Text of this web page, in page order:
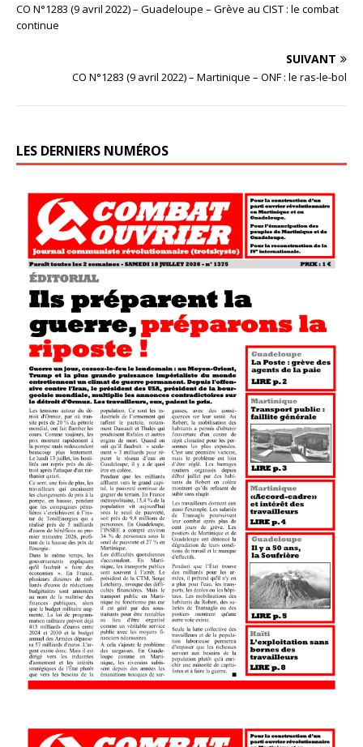
CO N°1283 (9 avril 2022) – Guadeloupe – Grève au CIST : le combat
continue
SUIVANT
CO N°1283 (9 avril 2022) – Martinique – ONF : le ras-le-bol
LES DERNIERS NUMÉROS